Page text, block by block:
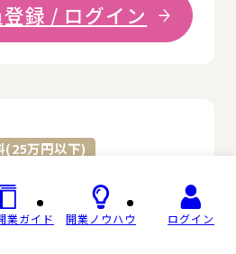
録 / ログイン
(25万円以下)
江古田駅
業ガイド 開業ノウハウ ログイン